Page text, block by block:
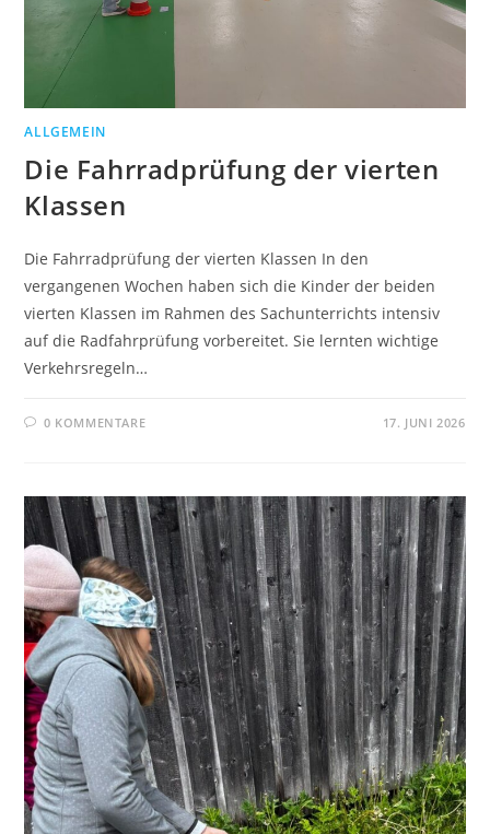
ALLGEMEIN
Die Fahrradprüfung der vierten
Klassen
Die Fahrradprüfung der vierten Klassen In den
vergangenen Wochen haben sich die Kinder der beiden
vierten Klassen im Rahmen des Sachunterrichts intensiv
auf die Radfahrprüfung vorbereitet. Sie lernten wichtige
Verkehrsregeln…
0 KOMMENTARE 17. JUNI 2026